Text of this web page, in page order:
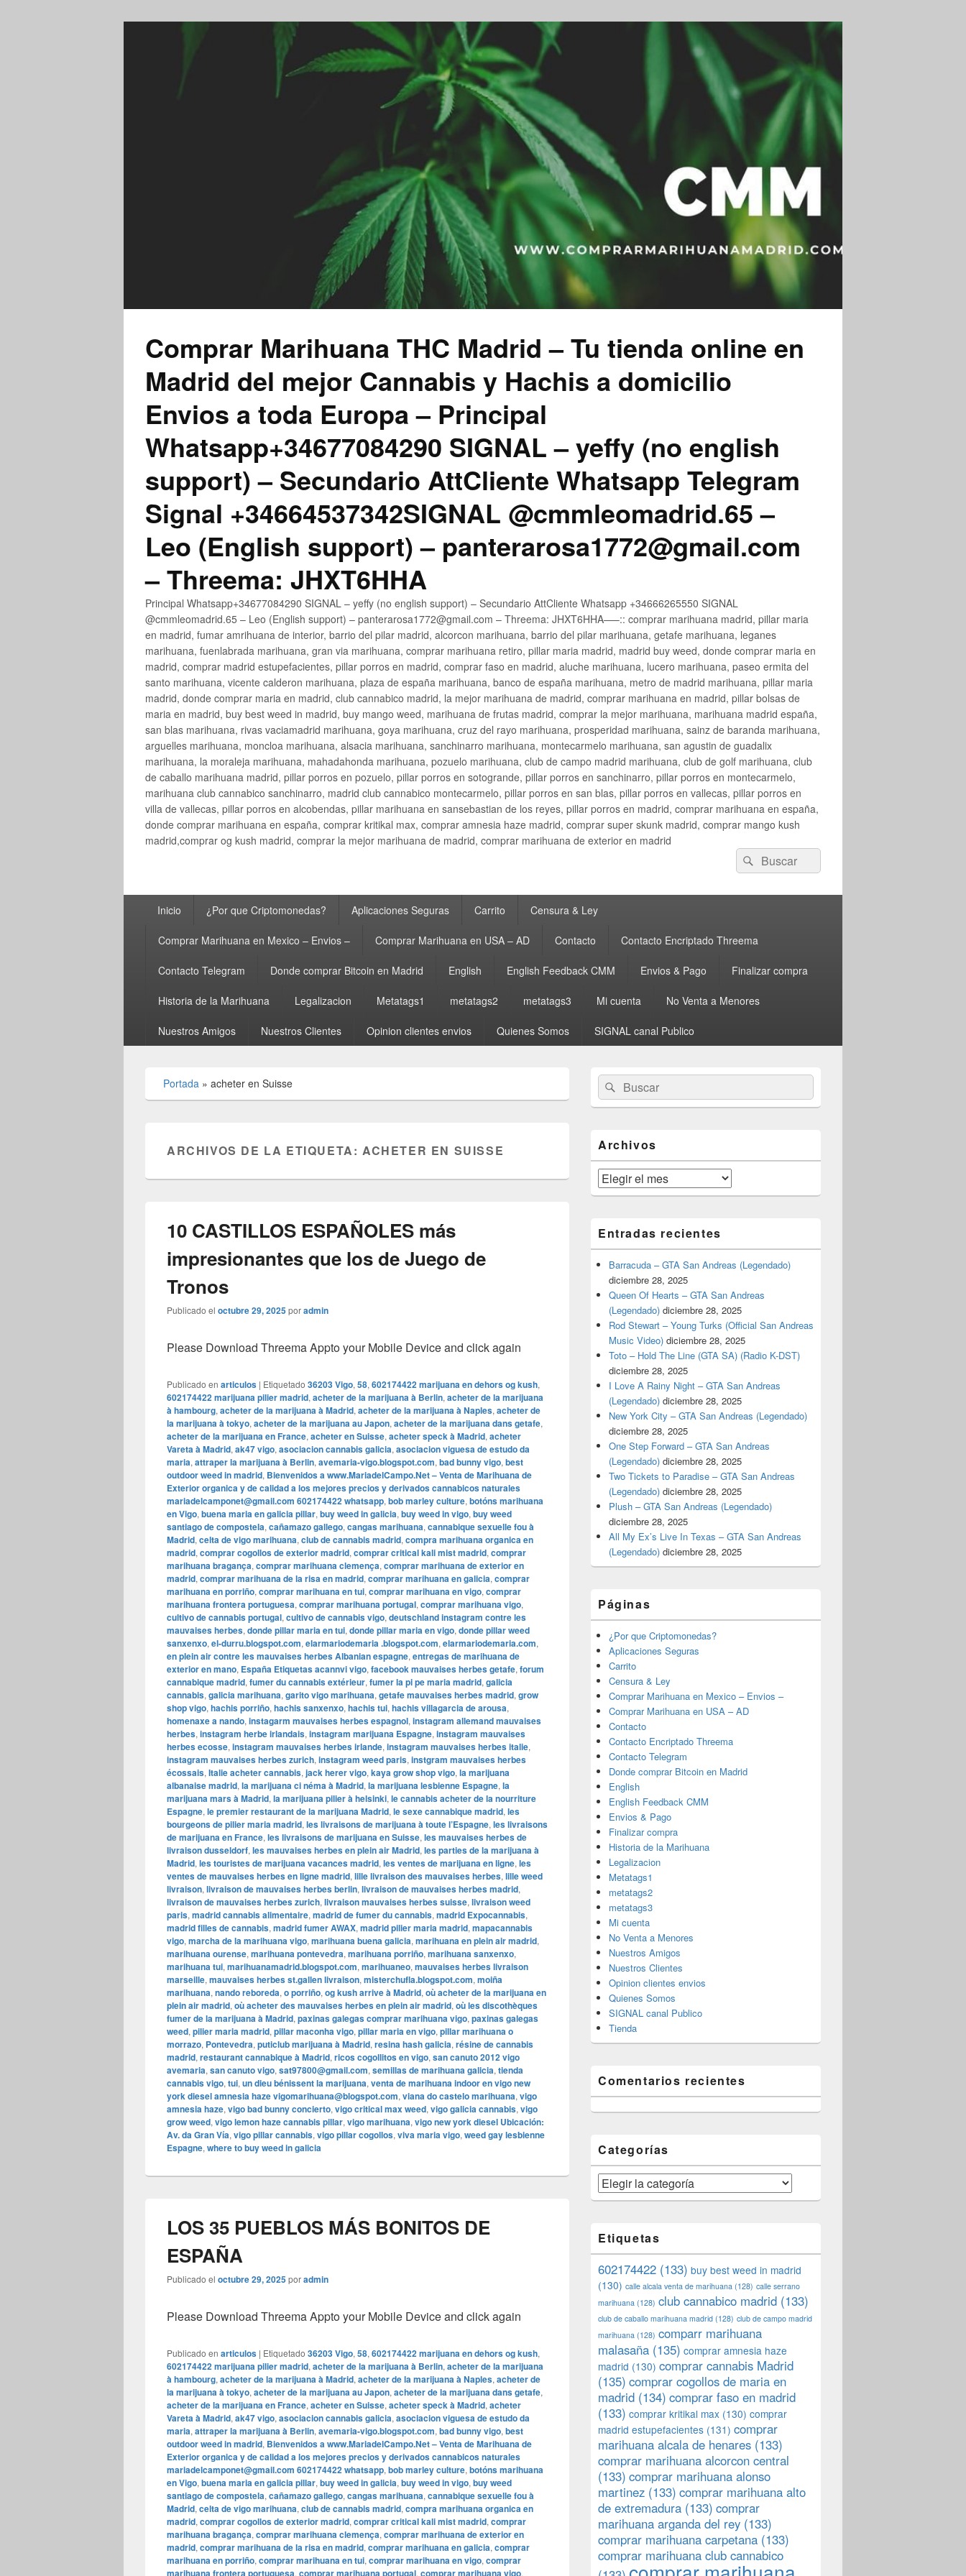
Comprar Marihuana THC Madrid – Tu tienda online en
Madrid del mejor Cannabis y Hachis a domicilio
Envios a toda Europa – Principal
Whatsapp+34677084290 SIGNAL – yeffy (no english
support) – Secundario AttCliente Whatsapp Telegram
Signal +34664537342SIGNAL @cmmleomadrid.65 –
Leo (English support) – panterarosa1772@gmail.com
– Threema: JHXT6HHA
Principal Whatsapp+34677084290 SIGNAL – yeffy (no english support) – Secundario AttCliente Whatsapp +34666265550 SIGNAL
@cmmleomadrid.65 – Leo (English support) – panterarosa1772@gmail.com – Threema: JHXT6HHA—–:: comprar marihuana madrid, pillar maria
en madrid, fumar amrihuana de interior, barrio del pilar madrid, alcorcon marihuana, barrio del pilar marihuana, getafe marihuana, leganes
marihuana, fuenlabrada marihuana, gran via marihuana, comprar marihuana retiro, pillar maria madrid, madrid buy weed, donde comprar maria en
madrid, comprar madrid estupefacientes, pillar porros en madrid, comprar faso en madrid, aluche marihuana, lucero marihuana, paseo ermita del
santo marihuana, vicente calderon marihuana, plaza de españa marihuana, banco de españa marihuana, metro de madrid marihuana, pillar maria
madrid, donde comprar maria en madrid, club cannabico madrid, la mejor marihuana de madrid, comprar marihuana en madrid, pillar bolsas de
maria en madrid, buy best weed in madrid, buy mango weed, marihuana de frutas madrid, comprar la mejor marihuana, marihuana madrid españa,
san blas marihuana, rivas vaciamadrid marihuana, goya marihuana, cruz del rayo marihuana, prosperidad marihuana, sainz de baranda marihuana,
arguelles marihuana, moncloa marihuana, alsacia marihuana, sanchinarro marihuana, montecarmelo marihuana, san agustin de guadalix
marihuana, la moraleja marihuana, mahadahonda marihuana, pozuelo marihuana, club de campo madrid marihuana, club de golf marihuana, club
de caballo marihuana madrid, pillar porros en pozuelo, pillar porros en sotogrande, pillar porros en sanchinarro, pillar porros en montecarmelo,
marihuana club cannabico sanchinarro, madrid club cannabico montecarmelo, pillar porros en san blas, pillar porros en vallecas, pillar porros en
villa de vallecas, pillar porros en alcobendas, pillar marihuana en sansebastian de los reyes, pillar porros en madrid, comprar marihuana en españa,
donde comprar marihuana en españa, comprar kritikal max, comprar amnesia haze madrid, comprar super skunk madrid, comprar mango kush
madrid,comprar og kush madrid, comprar la mejor marihuana de madrid, comprar marihuana de exterior en madrid
Buscar
por:
Buscar
principalInicio ¿Por que Criptomonedas? Aplicaciones Seguras Carrito Censura & Ley
Comprar Marihuana en Mexico – Envios – Comprar Marihuana en USA – AD Contacto Contacto Encriptado Threema
Contacto Telegram Donde comprar Bitcoin en Madrid English English Feedback CMM Envios & Pago Finalizar compra
Historia de la Marihuana Legalizacion Metatags1 metatags2 metatags3 Mi cuenta No Venta a Menores
Nuestros Amigos Nuestros Clientes Opinion clientes envios Quienes Somos SIGNAL canal Publico
Portada » acheter en Suisse
ARCHIVOS DE LA ETIQUETA:ACHETER EN SUISSE
10 CASTILLOS ESPAÑOLES más
impresionantes que los de Juego de
Tronos
Publicado el octubre 29, 2025poradmin
Please Download Threema Appto your Mobile Device and click again
Publicado en articulos | Etiquetado 36203 Vigo, 58, 602174422 marijuana en dehors og kush,
602174422 marijuana pilier madrid, acheter de la marijuana à Berlin, acheter de la marijuana
à hambourg, acheter de la marijuana à Madrid, acheter de la marijuana à Naples, acheter de
la marijuana à tokyo, acheter de la marijuana au Japon, acheter de la marijuana dans getafe,
acheter de la marijuana en France, acheter en Suisse, acheter speck à Madrid, acheter
Vareta à Madrid, ak47 vigo, asociacion cannabis galicia, asociacion viguesa de estudo da
maria, attraper la marijuana à Berlin, avemaria-vigo.blogspot.com, bad bunny vigo, best
outdoor weed in madrid, Bienvenidos a www.MariadelCampo.Net – Venta de Marihuana de
Exterior organica y de calidad a los mejores precios y derivados cannabicos naturales
mariadelcamponet@gmail.com 602174422 whatsapp, bob marley culture, botóns marihuana
en Vigo, buena maria en galicia pillar, buy weed in galicia, buy weed in vigo, buy weed
santiago de compostela, cañamazo gallego, cangas marihuana, cannabique sexuelle fou à
Madrid, celta de vigo marihuana, club de cannabis madrid, compra marihuana organica en
madrid, comprar cogollos de exterior madrid, comprar critical kali mist madrid, comprar
marihuana bragança, comprar marihuana clemença, comprar marihuana de exterior en
madrid, comprar marihuana de la risa en madrid, comprar marihuana en galicia, comprar
marihuana en porriño, comprar marihuana en tui, comprar marihuana en vigo, comprar
marihuana frontera portuguesa, comprar marihuana portugal, comprar marihuana vigo,
cultivo de cannabis portugal, cultivo de cannabis vigo, deutschland instagram contre les
mauvaises herbes, donde pillar maria en tui, donde pillar maria en vigo, donde pillar weed
sanxenxo, el-durru.blogspot.com, elarmariodemaria .blogspot.com, elarmariodemaria.com,
en plein air contre les mauvaises herbes Albanian espagne, entregas de marihuana de
exterior en mano, España Etiquetas acannvi vigo, facebook mauvaises herbes getafe, forum
cannabique madrid, fumer du cannabis extérieur, fumer la pi pe maria madrid, galicia
cannabis, galicia marihuana, garito vigo marihuana, getafe mauvaises herbes madrid, grow
shop vigo, hachis porriño, hachis sanxenxo, hachis tui, hachis villagarcia de arousa,
homenaxe a nando, instagarm mauvaises herbes espagnol, instagram allemand mauvaises
herbes, instagram herbe irlandais, instagram marijuana Espagne, instagram mauvaises
herbes ecosse, instagram mauvaises herbes irlande, instagram mauvaises herbes italie,
instagram mauvaises herbes zurich, instagram weed paris, instgram mauvaises herbes
écossais, Italie acheter cannabis, jack herer vigo, kaya grow shop vigo, la marijuana
albanaise madrid, la marijuana ci néma à Madrid, la marijuana lesbienne Espagne, la
marijuana mars à Madrid, la marijuana pilier à helsinki, le cannabis acheter de la nourriture
Espagne, le premier restaurant de la marijuana Madrid, le sexe cannabique madrid, les
bourgeons de pilier maria madrid, les livraisons de marijuana à toute l’Espagne, les livraisons
de marijuana en France, les livraisons de marijuana en Suisse, les mauvaises herbes de
livraison dusseldorf, les mauvaises herbes en plein air Madrid, les parties de la marijuana à
Madrid, les touristes de marijuana vacances madrid, les ventes de marijuana en ligne, les
ventes de mauvaises herbes en ligne madrid, lille livraison des mauvaises herbes, lille weed
livraison, livraison de mauvaises herbes berlin, livraison de mauvaises herbes madrid,
livraison de mauvaises herbes zurich, livraison mauvaises herbes suisse, livraison weed
paris, madrid cannabis alimentaire, madrid de fumer du cannabis, madrid Expocannabis,
madrid filles de cannabis, madrid fumer AWAX, madrid pilier maria madrid, mapacannabis
vigo, marcha de la marihuana vigo, marihuana buena galicia, marihuana en plein air madrid,
marihuana ourense, marihuana pontevedra, marihuana porriño, marihuana sanxenxo,
marihuana tui, marihuanamadrid.blogspot.com, marihuaneo, mauvaises herbes livraison
marseille, mauvaises herbes st.gallen livraison, misterchufla.blogspot.com, moiña
marihuana, nando reboreda, o porriño, og kush arrive à Madrid, où acheter de la marijuana en
plein air madrid, où acheter des mauvaises herbes en plein air madrid, où les discothèques
fumer de la marijuana à Madrid, paxinas galegas comprar marihuana vigo, paxinas galegas
weed, pilier maria madrid, pillar maconha vigo, pillar maria en vigo, pillar marihuana o
morrazo, Pontevedra, puticlub marijuana à Madrid, resina hash galicia, résine de cannabis
madrid, restaurant cannabique à Madrid, ricos cogollitos en vigo, san canuto 2012 vigo
avemaria, san canuto vigo, sat97800@gmail.com, semillas de marihuana galicia, tienda
cannabis vigo, tui, un dieu bénissent la marijuana, venta de marihuana indoor en vigo new
york diesel amnesia haze vigomarihuana@blogspot.com, viana do castelo marihuana, vigo
amnesia haze, vigo bad bunny concierto, vigo critical max weed, vigo galicia cannabis, vigo
grow weed, vigo lemon haze cannabis pillar, vigo marihuana, vigo new york diesel Ubicación:
Av. da Gran Vía, vigo pillar cannabis, vigo pillar cogollos, viva maria vigo, weed gay lesbienne
Espagne, where to buy weed in galicia
LOS 35 PUEBLOS MÁS BONITOS DE
ESPAÑA
Publicado el octubre 29, 2025poradmin
Please Download Threema Appto your Mobile Device and click again
Publicado en articulos | Etiquetado 36203 Vigo, 58, 602174422 marijuana en dehors og kush,
602174422 marijuana pilier madrid, acheter de la marijuana à Berlin, acheter de la marijuana
à hambourg, acheter de la marijuana à Madrid, acheter de la marijuana à Naples, acheter de
la marijuana à tokyo, acheter de la marijuana au Japon, acheter de la marijuana dans getafe,
acheter de la marijuana en France, acheter en Suisse, acheter speck à Madrid, acheter
Vareta à Madrid, ak47 vigo, asociacion cannabis galicia, asociacion viguesa de estudo da
maria, attraper la marijuana à Berlin, avemaria-vigo.blogspot.com, bad bunny vigo, best
outdoor weed in madrid, Bienvenidos a www.MariadelCampo.Net – Venta de Marihuana de
Exterior organica y de calidad a los mejores precios y derivados cannabicos naturales
mariadelcamponet@gmail.com 602174422 whatsapp, bob marley culture, botóns marihuana
en Vigo, buena maria en galicia pillar, buy weed in galicia, buy weed in vigo, buy weed
santiago de compostela, cañamazo gallego, cangas marihuana, cannabique sexuelle fou à
Madrid, celta de vigo marihuana, club de cannabis madrid, compra marihuana organica en
madrid, comprar cogollos de exterior madrid, comprar critical kali mist madrid, comprar
marihuana bragança, comprar marihuana clemença, comprar marihuana de exterior en
madrid, comprar marihuana de la risa en madrid, comprar marihuana en galicia, comprar
marihuana en porriño, comprar marihuana en tui, comprar marihuana en vigo, comprar
marihuana frontera portuguesa, comprar marihuana portugal, comprar marihuana vigo,
área
de
widget
lateral
primaria
Buscar
por:
Buscar
Archivos
Archivos
Entradas recientes
Barracuda – GTA San Andreas (Legendado)
diciembre 28, 2025
Queen Of Hearts – GTA San Andreas
(Legendado) diciembre 28, 2025
Rod Stewart – Young Turks (Official San Andreas
Music Video) diciembre 28, 2025
Toto – Hold The Line (GTA SA) (Radio K-DST)
diciembre 28, 2025
I Love A Rainy Night – GTA San Andreas
(Legendado) diciembre 28, 2025
New York City – GTA San Andreas (Legendado)
diciembre 28, 2025
One Step Forward – GTA San Andreas
(Legendado) diciembre 28, 2025
Two Tickets to Paradise – GTA San Andreas
(Legendado) diciembre 28, 2025
Plush – GTA San Andreas (Legendado)
diciembre 28, 2025
All My Ex’s Live In Texas – GTA San Andreas
(Legendado) diciembre 28, 2025
Páginas
¿Por que Criptomonedas?
Aplicaciones Seguras
Carrito
Censura & Ley
Comprar Marihuana en Mexico – Envios –
Comprar Marihuana en USA – AD
Contacto
Contacto Encriptado Threema
Contacto Telegram
Donde comprar Bitcoin en Madrid
English
English Feedback CMM
Envios & Pago
Finalizar compra
Historia de la Marihuana
Legalizacion
Metatags1
metatags2
metatags3
Mi cuenta
No Venta a Menores
Nuestros Amigos
Nuestros Clientes
Opinion clientes envios
Quienes Somos
SIGNAL canal Publico
Tienda
Comentarios recientes
Categorías
Categorías
Etiquetas
602174422 (133) buy best weed in madrid
(130) calle alcala venta de marihuana (128) calle serrano
marihuana (128) club cannabico madrid (133)
club de caballo marihuana madrid (128) club de campo madrid
marihuana (128) comparr marihuana
malasaña (135) comprar amnesia haze
madrid (130) comprar cannabis Madrid
(135) comprar cogollos de maria en
madrid (134) comprar faso en madrid
(133) comprar kritikal max (130) comprar
madrid estupefacientes (131) comprar
marihuana alcala de henares (133)
comprar marihuana alcorcon central
(133) comprar marihuana alonso
martinez (133) comprar marihuana alto
de extremadura (133) comprar
marihuana arganda del rey (133)
comprar marihuana carpetana (133)
comprar marihuana club cannabico